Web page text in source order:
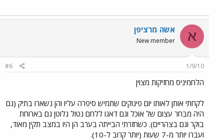
א אשה מרציפן
New member
1/9/10
#6
הלחמיניס מחזיקות מצוין
לקחתי אותן לאותו יום פינוקים שתמיש סיפרה עליו והן נשארו בתיק (גם
היה מבחר עצום של אוכל וגם דאגו ללחם נטול גלוטן גם בארוחת
בוקר וגם בצהריים). כשחזרתי הבייתה בערב הן היו במצב תקין מאוד,
ועברו יותר מ-7 שעות (יותר קרוב ל-10).